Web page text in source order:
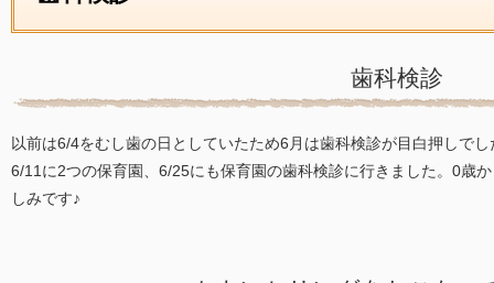
歯科検診
以前は6/4をむし歯の日としていたため6月は歯科検診が目白押しでし
6/11に2つの保育園、6/25にも保育園の歯科検診に行きました。0歳
しみです♪